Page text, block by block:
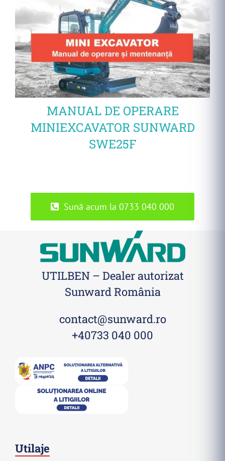
MANUAL DE OPERARE
MINIEXCAVATOR SUNWARD
SWE25F
Sună acum la 0733 040 000
UTILBEN – Dealer autorizat
Sunward România
contact@sunward.ro
+40733 040 000
Utilaje